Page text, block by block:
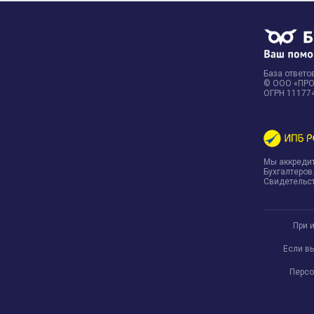
База
© ООО
ОГРН
Мы
Бухгалтеров.
При
Если